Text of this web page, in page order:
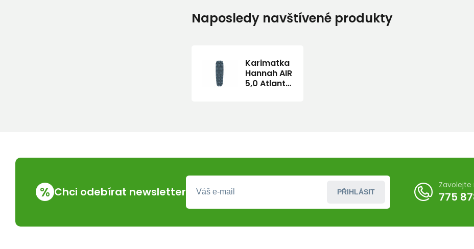
Naposledy navštívené produkty
Karimatka
Hannah AIR
5,0 Atlantic
% Chci odebírat newsletter PŘIHLÁSIT
Zavolejte
775